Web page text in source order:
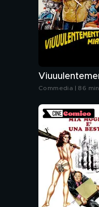
Commedia | 86 min